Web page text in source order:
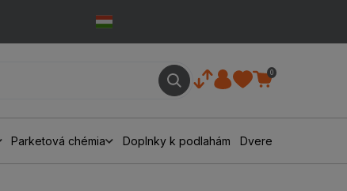
0
Parketová chémia Doplnky k podlahám Dvere